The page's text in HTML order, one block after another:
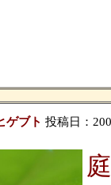
ゲブト 投稿日：